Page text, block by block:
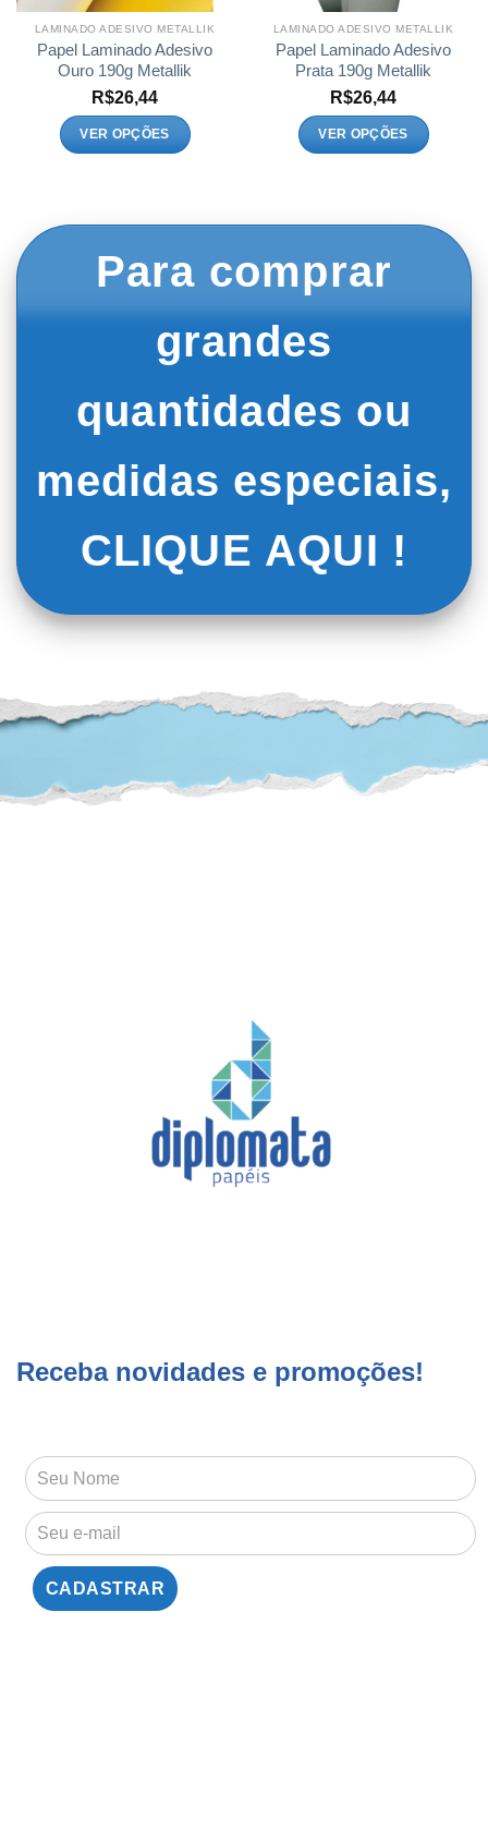
LAMINADO ADESIVO METALLIK
Papel Laminado Adesivo
Ouro 190g Metallik
R$26,44
VER OPÇÕES
várias
As
escolhidas
página
LAMINADO ADESIVO METALLIK
Papel Laminado Adesivo
Prata 190g Metallik
R$26,44
VER OPÇÕES
várias
As
página
Para comprar
grandes
quantidades ou
medidas especiais,
CLIQUE AQUI !
Receba novidades e promoções!